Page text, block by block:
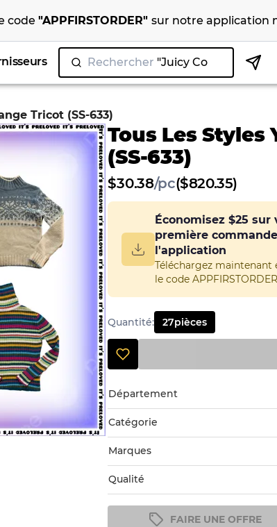
code "APPFIRSTORDER" sur notre application
Rechercher "Juicy Couture"
Tricot (SS-633)
Tous Les Styles
(SS-633)
$30.38/pc($820.35)
Économisez $25 sur
première
l'application
Téléchargez maintenant
le code
Quantité: 27pièces
Département
Catégorie
Marques
Qualité
FAIRE UNE OFFRE